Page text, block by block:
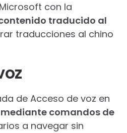
con la
traducido al
traducciones al chino
de Acceso de voz en
comandos de
a navegar sin